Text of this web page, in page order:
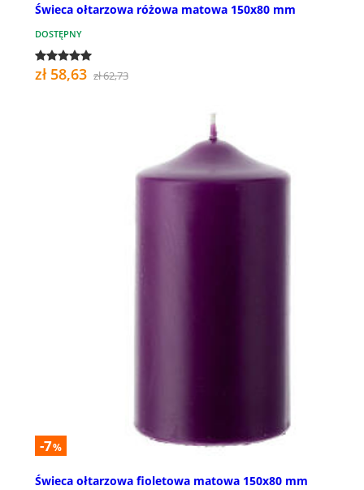
Świeca ołtarzowa różowa matowa 150x80 mm
DOSTĘPNY
zł 58,63 zł 62,73
-7%
Świeca ołtarzowa fioletowa matowa 150x80 mm